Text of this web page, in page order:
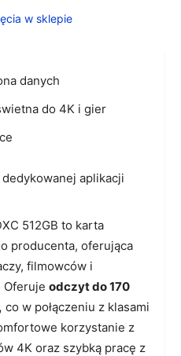
w sklepie
512GB to karta
producenta, oferująca
filmowców i
Oferuje odczyt do 170
co w połączeniu z klasami
korzystanie z
4K oraz szybką pracę z
danych
do 4K i gier
dedykowanej aplikacji